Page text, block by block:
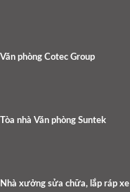
Văn phòng Cotec Group
Tòa nhà Văn phòng Suntek
Nhà xưởng sửa chữa, lắp ráp